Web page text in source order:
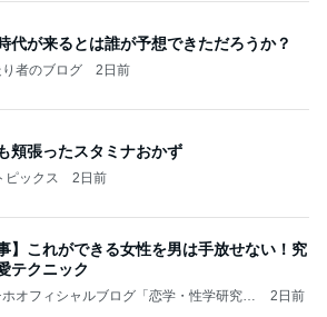
代が来るとは誰が予想できただろうか？
者のブログ 2日前
頬張ったスタミナおかず
ピックス 2日前
】これができる女性を男は手放せない！究
テクニック
オフィシャルブログ「恋学・性学研究
2日前